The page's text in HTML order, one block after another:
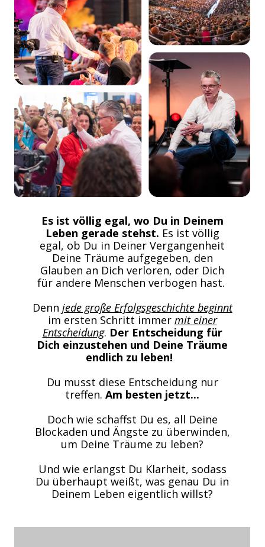
Es ist völlig egal, wo Du in Deinem
Leben gerade stehst. Es ist völlig
egal, ob Du in Deiner Vergangenheit
Deine Träume aufgegeben, den
Glauben an Dich verloren, oder Dich
für andere Menschen verbogen hast.
Denn jede große Erfolgsgeschichte beginnt
im ersten Schritt immer mit einer
Entscheidung. Der Entscheidung für
Dich einzustehen und Deine Träume
endlich zu leben!
Du musst diese Entscheidung nur
treffen. Am besten jetzt...
Doch wie schaffst Du es, all Deine
Blockaden und Ängste zu überwinden,
um Deine Träume zu leben?
Und wie erlangst Du Klarheit, sodass
Du überhaupt weißt, was genau Du in
Deinem Leben eigentlich willst?